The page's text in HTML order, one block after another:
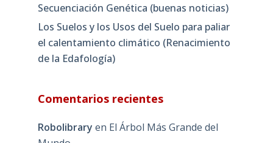
Secuenciación Genética (buenas noticias)
Los Suelos y los Usos del Suelo para paliar
el calentamiento climático (Renacimiento
de la Edafología)
Comentarios recientes
Robolibrary en El Árbol Más Grande del